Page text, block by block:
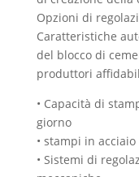
Opzioni di
Caratteristiche
del blocco di
produttori
• Capacità di
giorno
• stampi in
• Sistemi di